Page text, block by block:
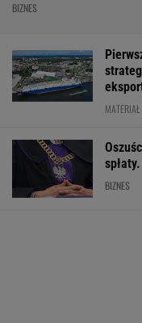
BIZNES
BIZNES